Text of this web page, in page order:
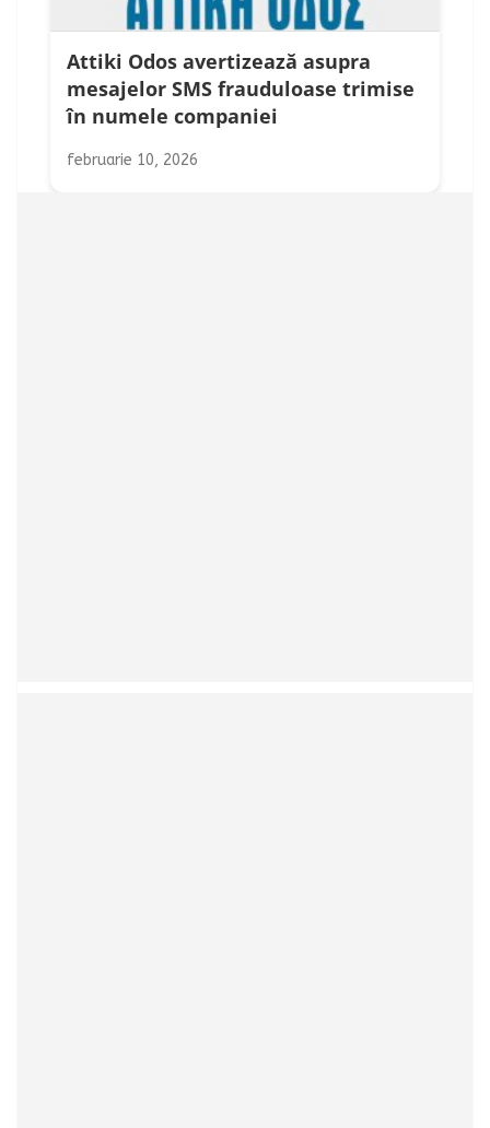
Attiki Odos avertizează asupra
mesajelor SMS frauduloase trimise
în numele companiei
februarie 10, 2026